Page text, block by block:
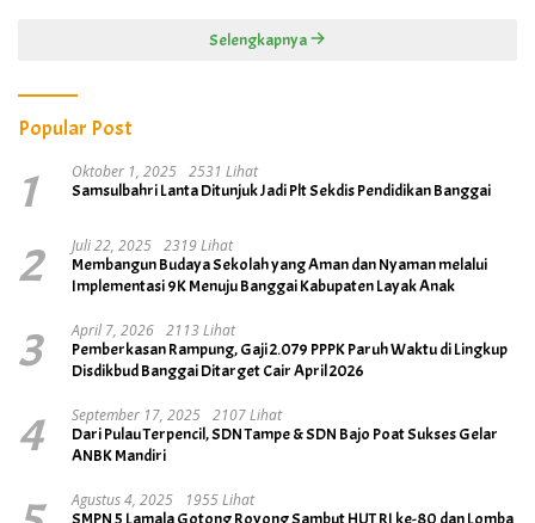
Selengkapnya
Popular Post
1 Oktober 1, 2025 2531 Lihat
Samsulbahri Lanta Ditunjuk Jadi Plt Sekdis Pendidikan Banggai
2 Juli 22, 2025 2319 Lihat
Membangun Budaya Sekolah yang Aman dan Nyaman melalui
Implementasi 9K Menuju Banggai Kabupaten Layak Anak
3 April 7, 2026 2113 Lihat
Pemberkasan Rampung, Gaji 2.079 PPPK Paruh Waktu di Lingkup
Disdikbud Banggai Ditarget Cair April 2026
4 September 17, 2025 2107 Lihat
Dari Pulau Terpencil, SDN Tampe & SDN Bajo Poat Sukses Gelar
ANBK Mandiri
Agustus 4, 2025
1955 Lihat
SMPN 5 Lamala Gotong Royong Sambut HUT RI ke-80 dan Lomba